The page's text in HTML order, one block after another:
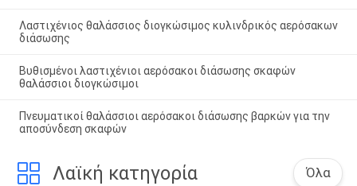
Λαστιχένιος θαλάσσιος διογκώσιμος κυλινδρικός αερόσακων
διάσωσης
Βυθισμένοι λαστιχένιοι αερόσακοι διάσωσης σκαφών
θαλάσσιοι διογκώσιμοι
Πνευματικοί θαλάσσιοι αερόσακοι διάσωσης βαρκών για την
αποσύνδεση σκαφών
Λαϊκή κατηγορία Όλα